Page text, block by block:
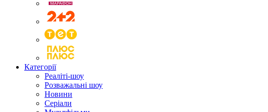
Категорії
Реаліті-шоу
Розважальні шоу
Новини
Серіали